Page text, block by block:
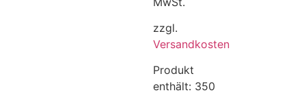
zzgl.
Versandkosten
Produkt
enthält: 350